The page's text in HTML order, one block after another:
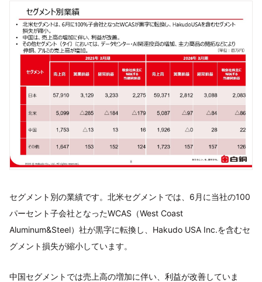
セグメント別の業績です。北米セグメントでは、6月に当社の100
パーセント子会社となったWCAS（West Coast
Aluminum&Steel）社が黒字に転換し、Hakudo USA Inc.を含むセ
グメント損失が縮小しています。
中国セグメントでは売上高の増加に伴い、利益が改善していま